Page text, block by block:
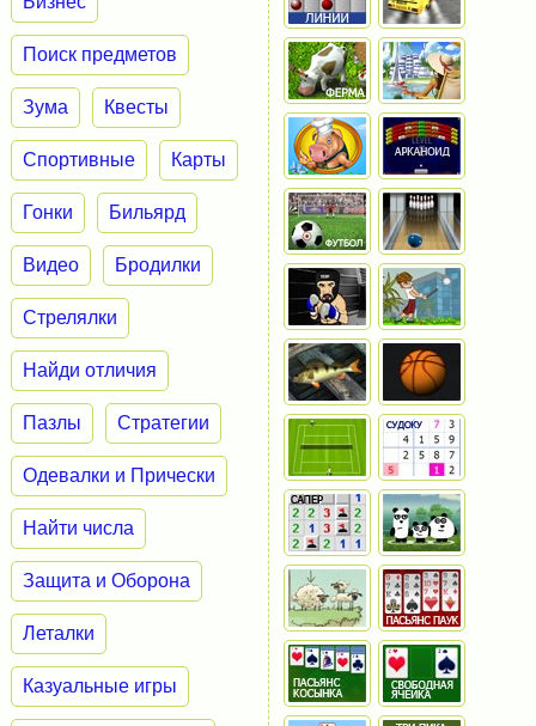
Поиск предметов
Зума Квесты
Спортивные Карты
Гонки Бильярд
Видео Бродилки
Стрелялки
Найди отличия
Пазлы Стратегии
Одевалки и Прически
Найти числа
Защита и Оборона
Леталки
Казуальные игры